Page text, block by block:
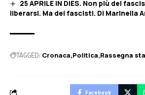
25 APRILE IN DIES. Non più del
liberarsi. Ma dei fascisti. Di Marinella
TAGGED: Cronaca Politica Rassegna
Facebook